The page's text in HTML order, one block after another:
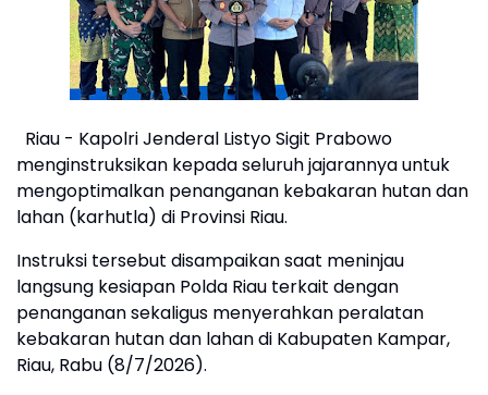
Riau - Kapolri Jenderal Listyo Sigit Prabowo
menginstruksikan kepada seluruh jajarannya untuk
mengoptimalkan penanganan kebakaran hutan dan
lahan (karhutla) di Provinsi Riau.
Instruksi tersebut disampaikan saat meninjau
langsung kesiapan Polda Riau terkait dengan
penanganan sekaligus menyerahkan peralatan
kebakaran hutan dan lahan di Kabupaten Kampar,
Riau, Rabu (8/7/2026).